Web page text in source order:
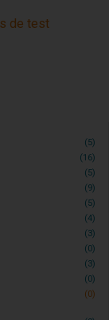
(5)
(16)
(5)
(9)
(5)
(4)
(3)
(0)
(3)
(0)
(0)
de test